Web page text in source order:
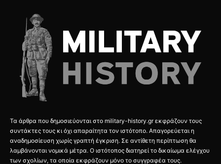
Τα άρθρα που δημοσιεύονται στο military-history.gr εκφράζουν τους
συντάκτες τους κι όχι απαραίτητα τον ιστότοπο. Απαγορεύεται η
αναδημοσίευση χωρίς γραπτή έγκριση. Σε αντίθετη περίπτωση θα
λαμβάνονται νομικά μέτρα. Ο ιστότοπος διατηρεί το δικαίωμα ελέγχου
των σχολίων, τα οποία εκφράζουν μόνο το συγγραφέα τους.